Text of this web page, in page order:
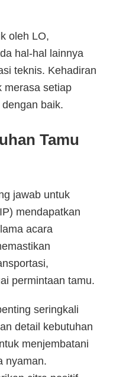
oleh LO,
hal-hal lainnya
teknis. Kehadiran
merasa setiap
baik.
Tamu
jawab untuk
mendapatkan
acara
permintaan tamu.
seringkali
detail kebutuhan
menjembatani
nyaman.